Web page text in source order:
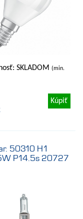
SKLADOM (min.
Kúpiť
50310 H1
P14.5s 20727